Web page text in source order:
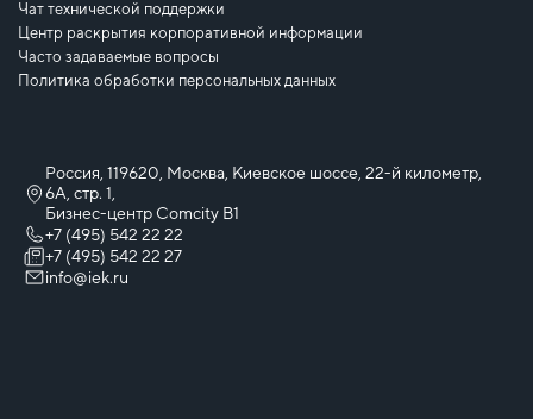
Чат технической поддержки
Центр раскрытия корпоративной информации
Часто задаваемые вопросы
Политика обработки персональных данных
Россия, 119620, Москва, Киевское шоссе, 22-й километр,
6А, стр. 1,
Бизнес-центр Comcity B1
+7 (495) 542 22 22
+7 (495) 542 22 27
info@iek.ru